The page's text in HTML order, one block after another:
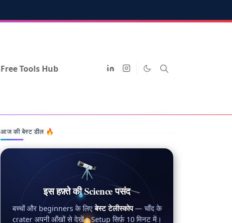
Free Tools Hub
आज की बेस्ट डील 🔥
🔭
इस हफ़्ते की Science पसंद
बच्चों और beginners के लिएबेस्ट टेलीस्कोप— चाँद के
crater अपनी आँखों से देखें। Setup सिर्फ़ 10 मिनट में।